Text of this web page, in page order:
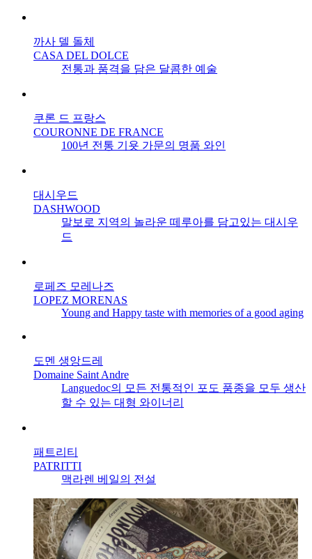
까사 델 돌체
CASA DEL DOLCE
전통과 품격을 담은 달콤한 예술
쿠론 드 프랑스
COURONNE DE FRANCE
100년 전통 기욧 가문의 명품 와인
대시우드
DASHWOOD
말보로 지역의 놀라운 떼루아를 담고있는 대시우
드
로페즈 모레나즈
LOPEZ MORENAS
Young and Happy taste with memories of a good aging
도멘 생앙드레
Domaine Saint Andre
Languedoc의 모든 전통적인 포도 품종을 모두 생산
할 수 있는 대형 와이너리
패트리티
PATRITTI
맥라렌 베일의 전설